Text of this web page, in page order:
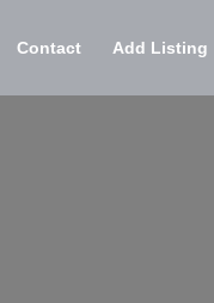
Contact Add Listing